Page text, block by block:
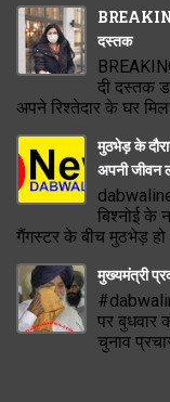
दस्तक
दी दस्तक
अपने रिश्तेदार के घर
मुठभेड़ के
अपनी जीवन
बिश्नोई के
गैंगस्टर के बीच मुठभेड़ हो
मुख्यमंत्री
पर बुधवार
चुनाव